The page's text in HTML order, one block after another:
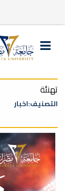
تهنئة
التصنيف:اخبار